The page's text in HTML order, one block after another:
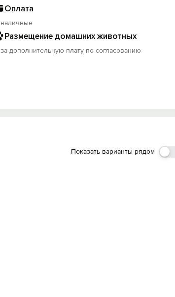
Оплата
наличные
Размещение домашних животных
за дополнительную плату по согласованию
Показать варианты рядом